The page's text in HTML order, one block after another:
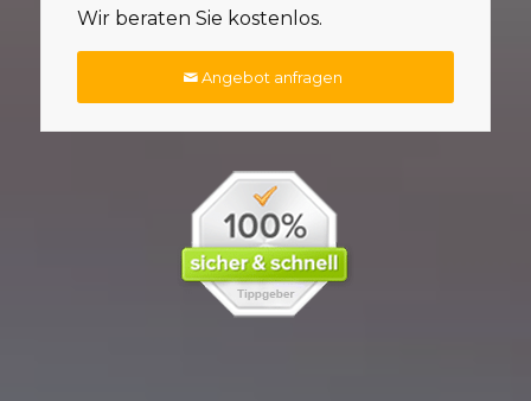
Wir beraten Sie kostenlos.
Angebot anfragen